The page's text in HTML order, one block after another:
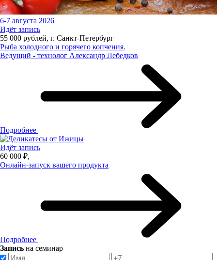
6-7 августа 2026
Идёт запись
55 000 рублей, г. Санкт-Петербург
Рыба холодного и горячего копчения.
Ведущий - технолог Александр Лебедков
Подробнее
Идёт запись
60 000 ₽,
Онлайн-запуск вашего продукта
Подробнее
Запись на семинар